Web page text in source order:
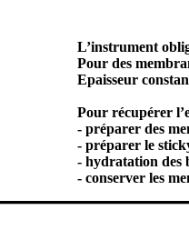
L’instrument
Pour des
Epaisseur
Pour récupérer
- préparer des
- préparer le
- hydratation des
- conserver les